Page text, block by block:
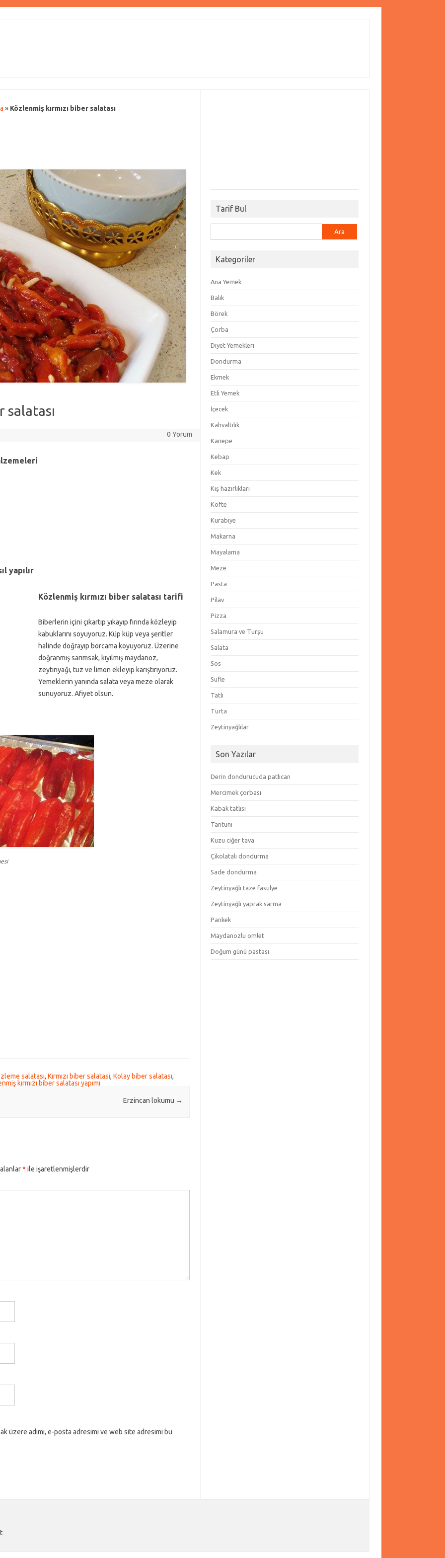
» Közlenmiş kırmızı biber salatası
salatası
0 Yorum
yapılır
Közlenmiş kırmızı biber salatası tarifi
Biberlerin içini çıkartıp yıkayıp fırında közleyip
kabuklarını soyuyoruz. Küp küp veya şeritler
halinde doğrayıp borcama koyuyoruz. Üzerine
doğranmış sarımsak, kıyılmış maydanoz,
zeytinyağı, tuz ve limon ekleyip karıştırıyoruz.
Yemeklerin yanında salata veya meze olarak
sunuyoruz. Afiyet olsun.
salatası, Kırmızı biber salatası, Kolay biber salatası,
kırmızı biber salatası yapımı
Erzincan lokumu →
* ile işaretlenmişlerdir
üzere adımı, e-posta adresimi ve web site adresimi bu
Tarif Bul
Kategoriler
Ana Yemek
Balık
Börek
Çorba
Diyet Yemekleri
Dondurma
Ekmek
Etli Yemek
İçecek
Kahvaltılık
Kanepe
Kebap
Kek
Kış hazırlıkları
Köfte
Kurabiye
Makarna
Mayalama
Meze
Pasta
Pilav
Pizza
Salamura ve Turşu
Salata
Sos
Sufle
Tatlı
Turta
Zeytinyağlılar
Son Yazılar
Derin dondurucuda patlıcan
Mercimek çorbası
Kabak tatlısı
Tantuni
Kuzu ciğer tava
Çikolatalı dondurma
Sade dondurma
Zeytinyağlı taze fasulye
Zeytinyağlı yaprak sarma
Pankek
Maydanozlu omlet
Doğum günü pastası